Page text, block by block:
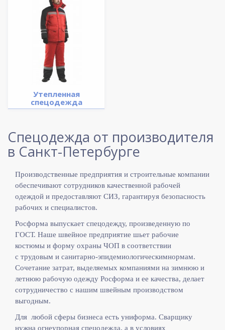
Утепленная
спецодежда
Спецодежда от производителя
в Санкт-Петербурге
Производственные предприятия и строительные компании
обеспечивают сотрудников качественной рабочей
одеждой и предоставляют СИЗ, гарантируя безопасность
рабочих и специалистов.
Росформа выпускает спецодежду, произведенную по
ГОСТ. Наше швейное предприятие шьет рабочие
костюмы и форму охраны ЧОП в соответствии
с трудовым и санитарно-эпидемиологическимнормам.
Сочетание затрат, выделяемых компаниями на зимнюю и
летнюю рабочую одежду Росформа и ее качества, делает
сотрудничество с нашим швейным производством
выгодным.
Для любой сферы бизнеса есть униформа. Сварщику
нужна огнеупорная спецодежда, а в условиях